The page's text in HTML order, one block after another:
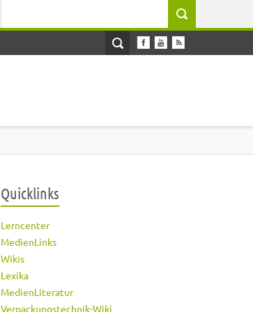
Quicklinks
Lerncenter
MedienLinks
Wikis
Lexika
MedienLiteratur
Verpackungstechnik-Wiki